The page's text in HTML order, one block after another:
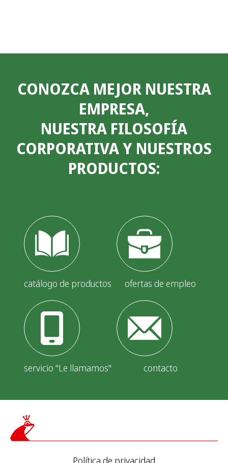
CONOZCA MEJOR NUESTRA
EMPRESA,
NUESTRA FILOSOFÍA
CORPORATIVA Y NUESTROS
PRODUCTOS:
catálogo de productos ofertas de empleo
servicio "Le llamamos" contacto
Política de privacidad